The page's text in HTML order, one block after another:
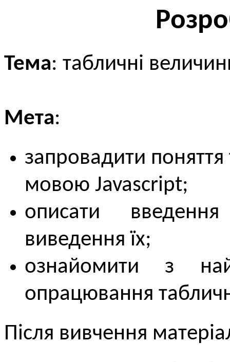
Тема: табличні
Мета:
запровадити поняття
мовою Javascript;
описати
виведення їх;
ознайомити з
опрацювання
Після вивчення